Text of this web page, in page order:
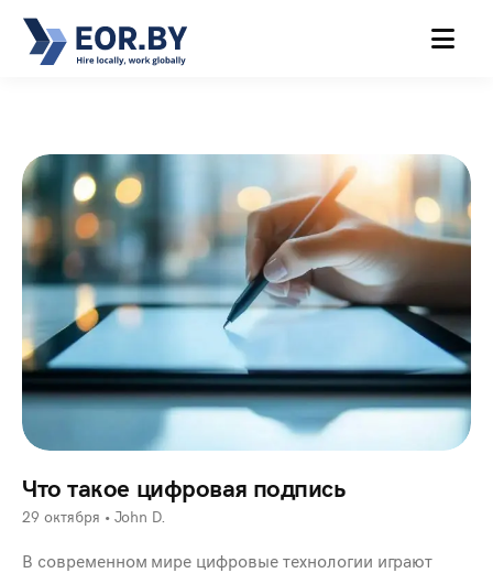
MENU
Что такое цифровая подпись
29 октября •John D.
В современном мире цифровые технологии играют